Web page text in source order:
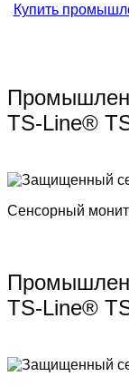
Купить
TS-Line®
Сенсорный
TS-Line®